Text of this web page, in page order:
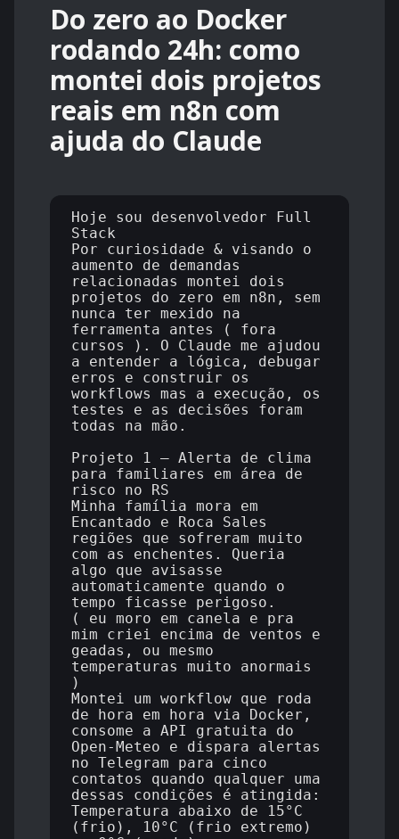
Do zero ao Docker
rodando 24h: como
montei dois projetos
reais em n8n com
ajuda do Claude
Hoje sou desenvolvedor Full
Stack
Por curiosidade & visando o
aumento de demandas
relacionadas montei dois
projetos do zero em n8n, sem
nunca ter mexido na
ferramenta antes ( fora
cursos ). O Claude me ajudou
a entender a lógica, debugar
erros e construir os
workflows mas a execução, os
testes e as decisões foram
todas na mão.
Projeto 1 — Alerta de clima
para familiares em área de
risco no RS
Minha família mora em
Encantado e Roca Sales
regiões que sofreram muito
com as enchentes. Queria
algo que avisasse
automaticamente quando o
tempo ficasse perigoso.
( eu moro em canela e pra
mim criei encima de ventos e
geadas, ou mesmo
temperaturas muito anormais
)
Montei um workflow que roda
de hora em hora via Docker,
consome a API gratuita do
Open-Meteo e dispara alertas
no Telegram para cinco
contatos quando qualquer uma
dessas condições é atingida:
Temperatura abaixo de 15°C
(frio), 10°C (frio extremo)